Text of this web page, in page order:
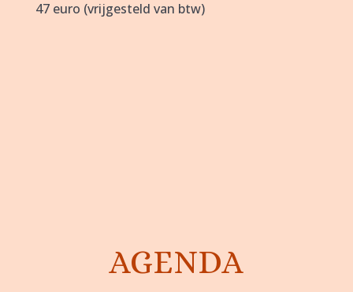
47 euro (vrijgesteld van btw)
AGENDA